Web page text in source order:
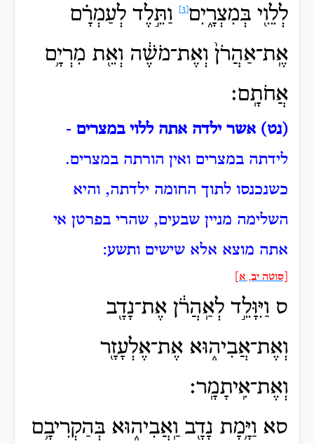
לְלֵוִ֖י בְּמִצְרָ֑יִם
וַתֵּ֣לֶד לְעַמְרָ֗ם
אֶֽת־אַהֲרֹן֙ וְאֶת־מֹשֶׁ֔ה וְאֵ֖ת מִרְיָ֥ם
אֲחֹתָֽם׃
(נט) אשר ילדה אתה ללוי במצרים -
לידתה במצרים ואין הורתה במצרים.
כשנכנסו לתוך החומה ילדתה, והיא
השלימה מניין שבעים, שהרי בפרטן אי
אתה מוצא אלא שישים ותשע:
[סוטה יב, א]
ס וַיִּוָּלֵ֣ד לְאַֽהֲרֹ֔ן אֶת־נָדָ֖ב
וְאֶת־אֲבִיה֑וּא אֶת־אֶלְעָזָ֖ר
וְאֶת־אִֽיתָמָֽר׃
סא וַיָּ֥מָת נָדָ֖ב וַֽאֲבִיה֑וּא בְּהַקְרִיבָ֥ם